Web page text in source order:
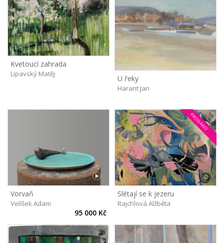
Kvetoucí zahrada
Lipavský Matěj U řeky
Harant Jan
Vorvaň
Velíšek Adam
95 000 Kč
PRODÁNO
Slétají se k jezeru
Rajchlová Alžběta